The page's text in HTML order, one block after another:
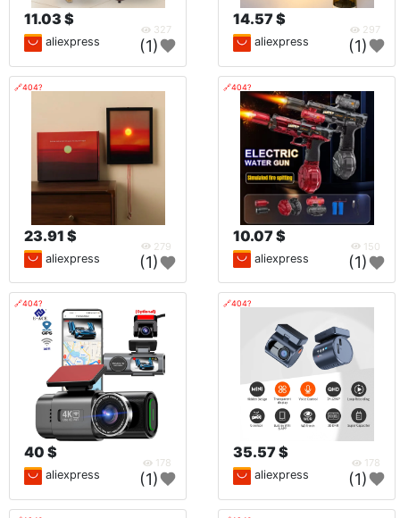
11.03 $
327
aliexpress (1)
14.57 $
297
aliexpress (1)
🔗404?
23.91 $
279
aliexpress (1)
🔗404?
10.07 $
150
aliexpress (1)
🔗404?
40 $
178
aliexpress (1)
🔗404?
35.57 $
178
aliexpress (1)